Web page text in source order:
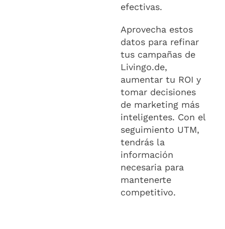
efectivas.
Aprovecha estos
datos para refinar
tus campañas de
Livingo.de,
aumentar tu ROI y
tomar decisiones
de marketing más
inteligentes. Con el
seguimiento UTM,
tendrás la
información
necesaria para
mantenerte
competitivo.